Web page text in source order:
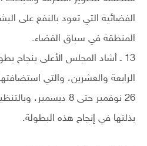
الفضائية التي تعود بالنفع على
المنطقة في سباق الفضاء.
13 ـ أشاد المجلس الأعلى بنجاح
الرابعة والعشرين، والتي
26 نوفمبر حتى 8
بذلتها في إنجاح هذه البطولة.